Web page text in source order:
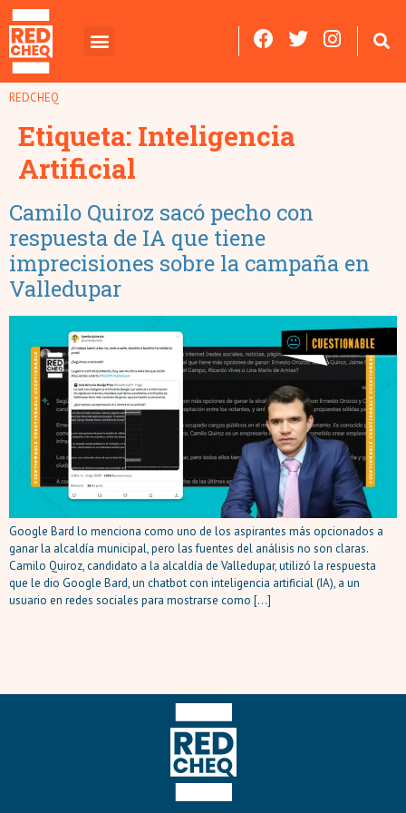
REDCHEQ
Etiqueta: Inteligencia
Artificial
Camilo Quiroz sacó pecho con
respuesta de IA que tiene
imprecisiones sobre la campaña en
Valledupar
Google Bard lo menciona como uno de los aspirantes más opcionados a
ganar la alcaldía municipal, pero las fuentes del análisis no son claras.
Camilo Quiroz, candidato a la alcaldía de Valledupar, utilizó la respuesta
que le dio Google Bard, un chatbot con inteligencia artificial (IA), a un
usuario en redes sociales para mostrarse como […]